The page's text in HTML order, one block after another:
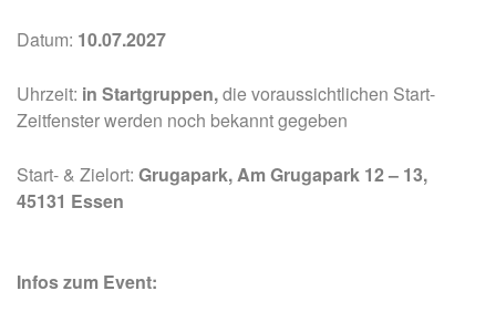
Datum: 10.07.2027
Uhrzeit: in Startgruppen,die voraussichtlichen Start-
Zeitfenster werden noch bekannt gegeben
Start- & Zielort: Grugapark, Am Grugapark 12 – 13,
45131 Essen
Infos zum Event: